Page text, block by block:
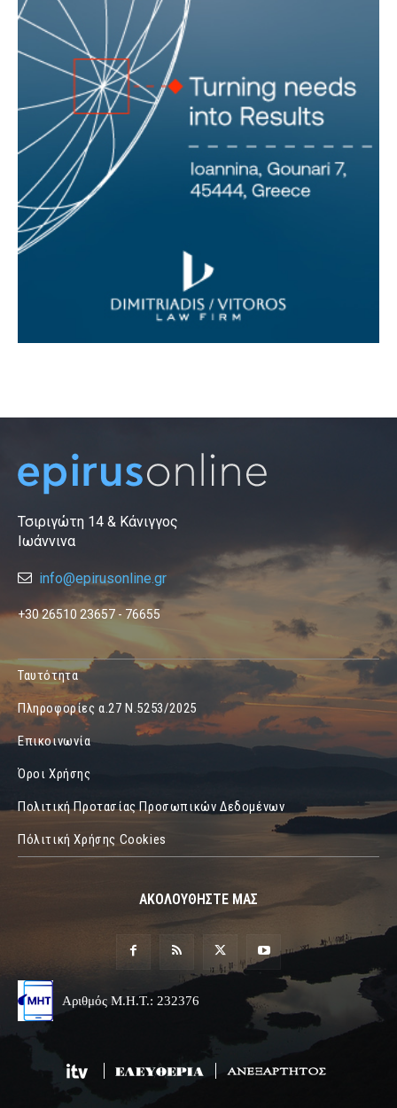
Τσιριγώτη 14 & Κάνιγγος
Ιωάννινα
info@epirusonline.gr
+30 26510 23657 - 76655
Ταυτότητα
Πληροφορίες α.27 Ν.5253/2025
Επικοινωνία
Όροι Χρήσης
Πολιτική Προτασίας Προσωπικών Δεδομένων
Πόλιτική Χρήσης Cookies
ΑΚΟΛΟΥΘΗΣΤΕ ΜΑΣ
Αριθμός Μ.Η.Τ.: 232376